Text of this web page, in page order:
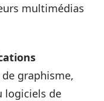
multimédias
graphisme,
logiciels de